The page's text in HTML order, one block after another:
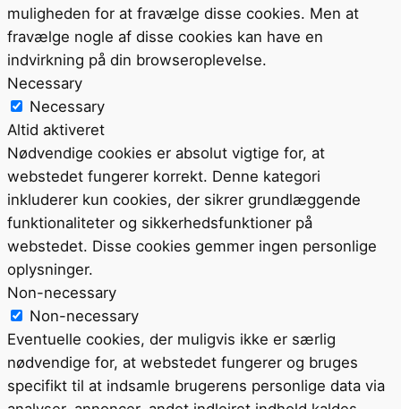
muligheden for at fravælge disse cookies. Men at
fravælge nogle af disse cookies kan have en
indvirkning på din browseroplevelse.
Necessary
Necessary
Altid aktiveret
Nødvendige cookies er absolut vigtige for, at
webstedet fungerer korrekt. Denne kategori
inkluderer kun cookies, der sikrer grundlæggende
funktionaliteter og sikkerhedsfunktioner på
webstedet. Disse cookies gemmer ingen personlige
oplysninger.
Non-necessary
Non-necessary
Eventuelle cookies, der muligvis ikke er særlig
nødvendige for, at webstedet fungerer og bruges
specifikt til at indsamle brugerens personlige data via